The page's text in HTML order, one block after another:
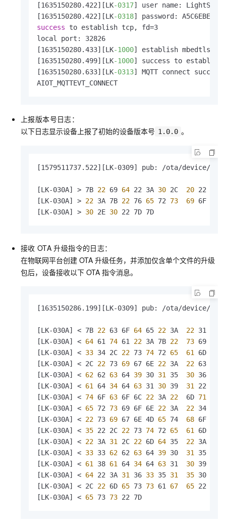
[1635150280.422][LK-0317] user name:
[1635150280.422][LK-0318
success to establish tcp, fd=3
local port: 32826
[1635150280.433][LK-1000] establish mbedtls
[1635150280.499][LK-1000] success to establish
[1635150280.633][LK-0313] MQTT connect
AIOT_MQTTEVT_CONNECT
上报版本号日志：
以下日志显示设备上报了初始的设备版本号 1.0.0 。
[1579511737.522][LK-0309] pub: /ota/device/
[LK-030A] > 7B 22 69 64 22 3A 30 2C 20 22
[LK-030A] > 22 3A 7B 22 76 65 72 73 69 6F 6E
[LK-030A] > 30 2E 30 22 7D 7D
接收 OTA 升级指令的日志：
在物联网平台创建 OTA 升级任务，并添加仅含单个文件的升级
包后，设备接收以下 OTA 指令消息。
[1635150286.199][LK-0309] pub: /ota/device/
[LK-030A] < 7B 22 63 6F 64 65 22 3A 22 31
[LK-030A] < 64 61 74 61 22 3A 7B 22 73 69 7A
[LK-030A] < 33 34 2C 22 73 74 72 65 61 6D
[LK-030A] < 2C 22 73 69 67 6E 22 3A 22 63
[LK-030A] < 62 62 63 64 39 30 31 35 30 36
[LK-030A] < 61 64 34 64 63 31 30 39 31 22 2C
[LK-030A] < 74 6F 63 6F 6C 22 3A 22 6D 71
[LK-030A] < 65 72 73 69 6F 6E 22 3A 22 34 2E
[LK-030A] < 22 73 69 67 6E 4D 65 74 68 6F
[LK-030A] < 35 22 2C 22 73 74 72 65 61 6D
[LK-030A] < 22 3A 31 2C 22 6D 64 35 22 3A
[LK-030A] < 33 33 62 62 63 64 39 30 31 35
[LK-030A] < 61 38 61 64 34 64 63 31 30 39
[LK-030A] < 64 22 3A 31 36 33 35 31 35 30
[LK-030A] < 2C 22 6D 65 73 73 61 67 65 22 3A
[LK-030A] < 65 73 73 22 7D